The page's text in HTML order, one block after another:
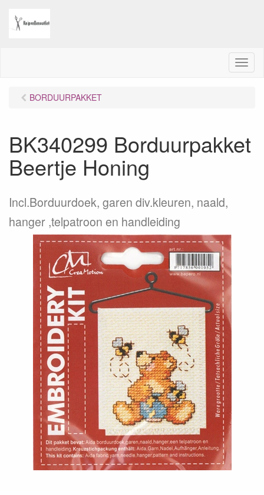
M
e
BORDUURPAKKET
BK340299 Borduurpakket
Beertje Honing
Incl.Borduurdoek, garen div.kleuren, naald,
hanger ,telpatroon en handleiding